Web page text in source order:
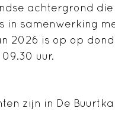
achtergrond
in samenwerking
2026 is op op
uur.
zijn in De